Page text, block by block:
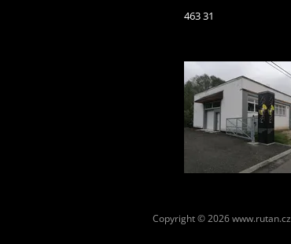
463 31
Copyright © 2026 www.rutan.cz